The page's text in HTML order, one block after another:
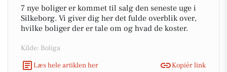
7 nye boliger er kommet til salg den seneste uge i
Silkeborg. Vi giver dig her det fulde overblik over,
hvilke boliger der er tale om og hvad de koster.
Kilde: Boliga
Læs hele artiklen her
Kopiér link